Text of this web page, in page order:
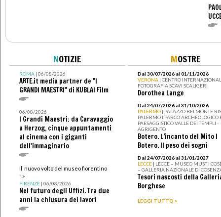
NOTIZIE
ROMA| 06/08/2026
ARTE.it media partner de "I
GRANDI MAESTRI" di KUBLAI Film
06/08/2026
I Grandi Maestri: da Caravaggio
a Herzog, cinque appuntamenti
al cinema con i giganti
dell'immaginario
Il nuovo volto del museo fiorentino
">
FIRENZE| 06/08/2026
Nel futuro degli Uffizi. Tra due
anni la chiusura dei lavori
MOSTRE
Dal 30/07/2026 al 01/11/2026
VERONA | CENTRO
FOTOGRAFIA SCAVI SCALIGERI
Dorothea Lange
Dal 24/07/2026 al 31/10/2026
PALERMO | PALAZZO BELMONTE
PALERMO I PARCO ARCHEOLOGICO
PAESAGGISTICO VALLE DEI TEMPLI -
AGRIGENTO
Botero. L’incanto del Mito I
Botero. Il peso dei sogni
Dal 24/07/2026 al 31/01/2027
LECCE | LECCE – MUSEO MUST I
– GALLERIA NAZIONALE DI
Tesori nascosti della
Borghese
LEGGI TUTTO >